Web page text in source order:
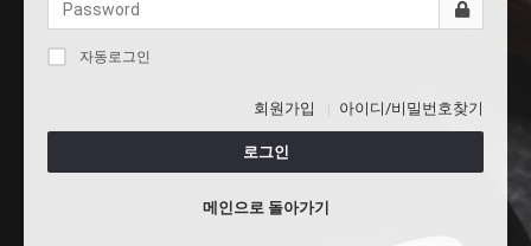
자동로그인
회원가입 아이디/비밀번호찾기
로그인
메인으로 돌아가기